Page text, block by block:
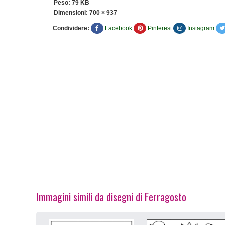
Peso: 79 KB
Dimensioni: 700 × 937
Condividere: Facebook Pinterest Instagram
Immagini simili da disegni di Ferragosto